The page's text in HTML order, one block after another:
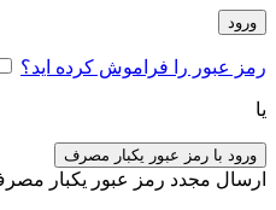
ورود
رمز عبور را فراموش کرده اید؟
یا
ورود با رمز عبور یکبار مصرف
ارسال مجدد رمز عبور یکبار